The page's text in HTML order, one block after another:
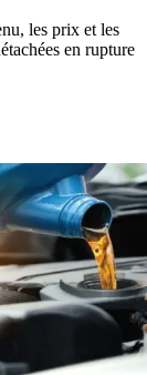
les prix et les
en rupture